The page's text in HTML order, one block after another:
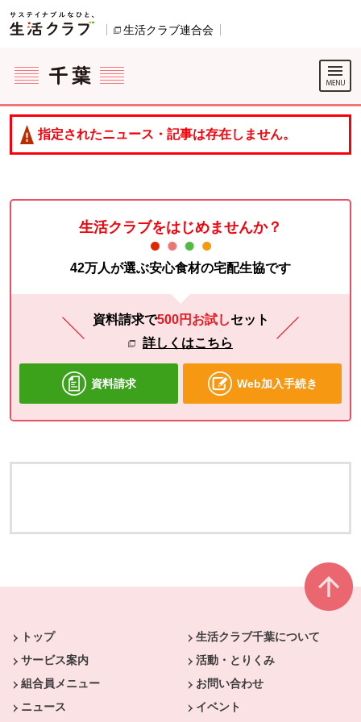
ページの先頭です。
生活クラブ連合会
ここからサイト内共通メニューです。
サイト内共通メニューをスキップする
サイト内共通メニューここまで。
指定されたニュース・記事は存在しません。
生活クラブをはじめませんか？
42万人が選ぶ安心食材の宅配生協です
資料請求で500円お試しセット
詳しくはこちら
資料請求 Web加入手続き
トップ
生活クラブ千葉について
サービス案内
活動・とりくみ
組合員メニュー
お問い合わせ
ニュース
イベント